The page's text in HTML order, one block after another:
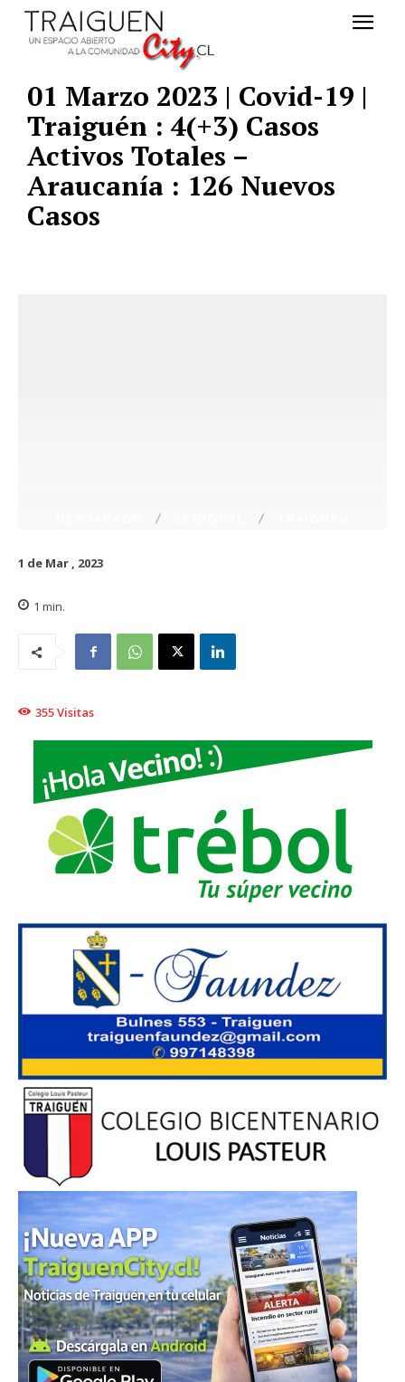
01 Marzo 2023 | Covid-19 |
Traiguén : 4(+3) Casos
Activos Totales –
Araucanía : 126 Nuevos
Casos
1 de Mar , 2023
1 min.
355Visitas